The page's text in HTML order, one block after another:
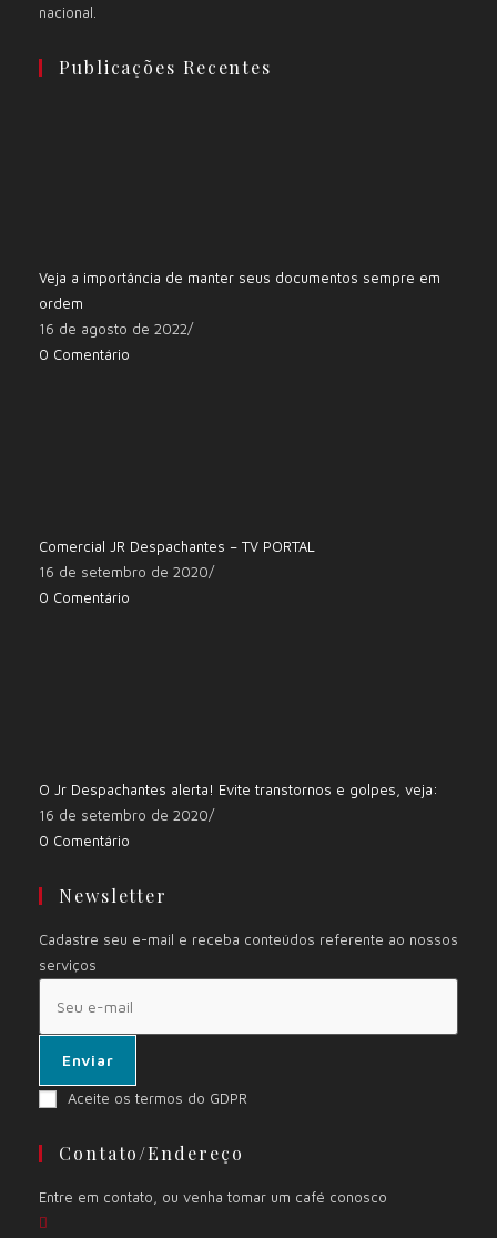
nacional.
Publicações Recentes
Veja a importância de manter seus documentos sempre em
ordem
16 de agosto de 2022/
0 Comentário
Comercial JR Despachantes – TV PORTAL
16 de setembro de 2020/
0 Comentário
O Jr Despachantes alerta! Evite transtornos e golpes, veja:
16 de setembro de 2020/
0 Comentário
Newsletter
Cadastre seu e-mail e receba conteúdos referente ao nossos
serviços
Enviar
Aceite os termos do GDPR
Contato/Endereço
Entre em contato, ou venha tomar um café conosco